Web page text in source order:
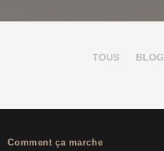
TOUS BLOG
Comment ça marche